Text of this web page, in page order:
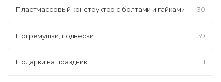
Пластмассовый конструктор с болтами и гайками 30
Погремушки, подвески 39
Подарки на праздник 1